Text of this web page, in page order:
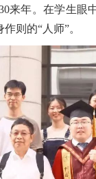
来年。在学生眼
则的“人师”。